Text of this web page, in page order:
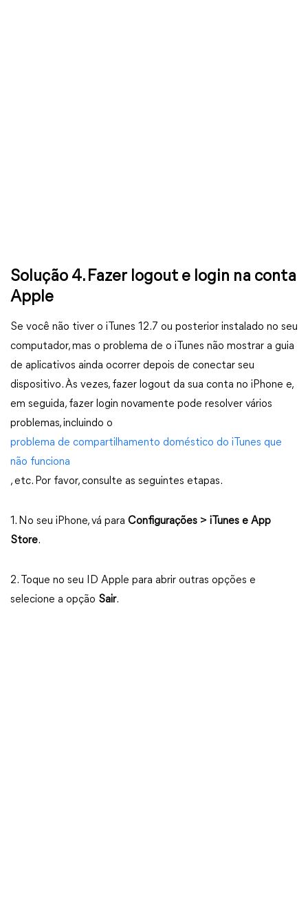
Solução 4. Fazer logout e login na conta
Apple
Se você não tiver o iTunes 12.7 ou posterior instalado no seu
computador, mas o problema de o iTunes não mostrar a guia
de aplicativos ainda ocorrer depois de conectar seu
dispositivo. Às vezes, fazer logout da sua conta no iPhone e,
em seguida, fazer login novamente pode resolver vários
problemas, incluindo o
problema de compartilhamento doméstico do iTunes que
não funciona
, etc. Por favor, consulte as seguintes etapas.
1. No seu iPhone, vá para Configurações > iTunes e App
Store.
2. Toque no seu ID Apple para abrir outras opções e
selecione a opção Sair.